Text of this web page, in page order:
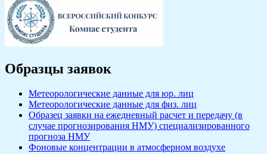
Образцы заявок
Метеорологические данные для юр. лиц
Метеорологические данные для физ. лиц
Образец заявки на ежедневный расчет и передачу (в
случае прогнозирования НМУ) специализированного
прогноза НМУ
Фоновые концентрации в атмосферном воздухе